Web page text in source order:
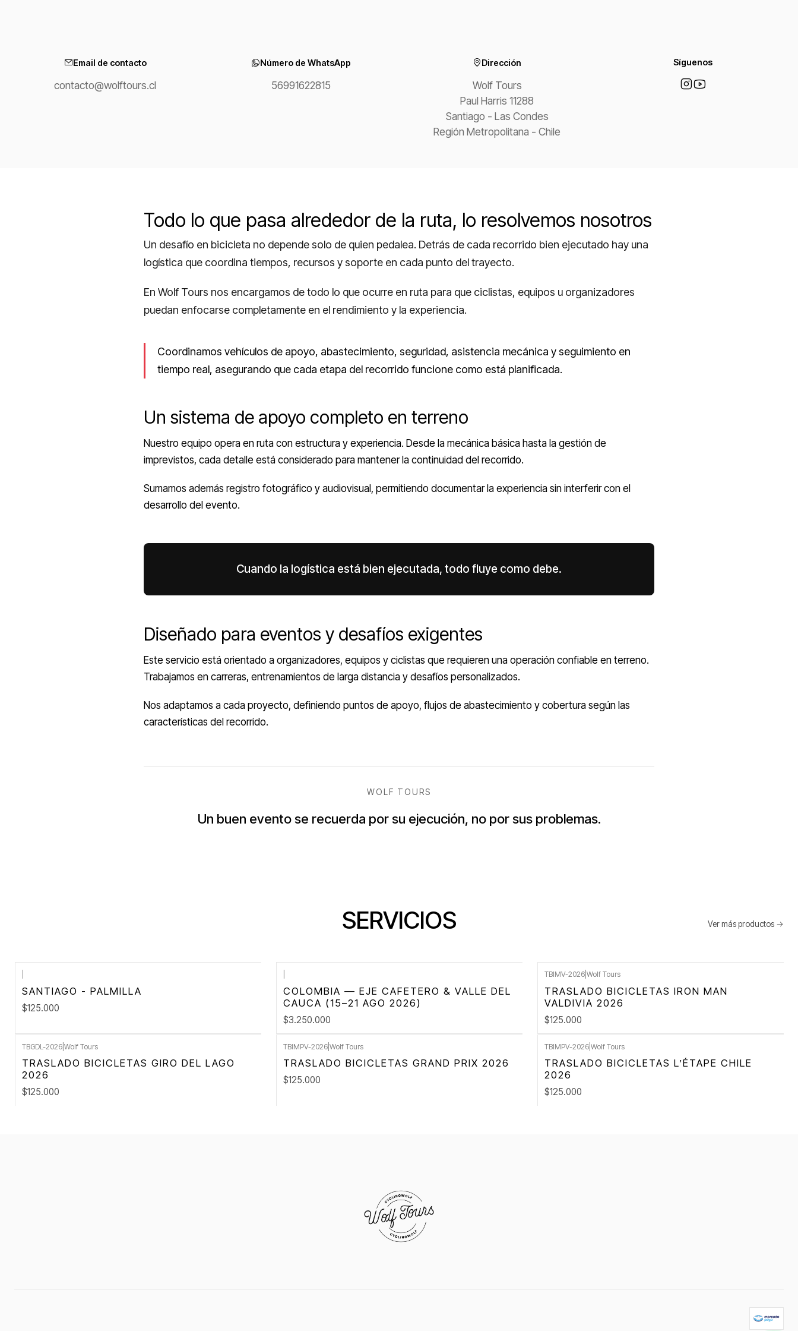
Email de contacto
contacto@wolftours.cl
Número de WhatsApp
56991622815
Dirección
Wolf Tours
Paul Harris 11288
Santiago - Las Condes
Región Metropolitana - Chile
Síguenos
Todo lo que pasa alrededor de la ruta, lo resolvemos nosotros
Un desafío en bicicleta no depende solo de quien pedalea. Detrás de cada recorrido bien ejecutado hay una
logística que coordina tiempos, recursos y soporte en cada punto del trayecto.
En Wolf Tours nos encargamos de todo lo que ocurre en ruta para que ciclistas, equipos u organizadores
puedan enfocarse completamente en el rendimiento y la experiencia.
Coordinamos vehículos de apoyo, abastecimiento, seguridad, asistencia mecánica y seguimiento en
tiempo real, asegurando que cada etapa del recorrido funcione como está planificada.
Un sistema de apoyo completo en terreno
Nuestro equipo opera en ruta con estructura y experiencia. Desde la mecánica básica hasta la gestión de
imprevistos, cada detalle está considerado para mantener la continuidad del recorrido.
Sumamos además registro fotográfico y audiovisual, permitiendo documentar la experiencia sin interferir con el
desarrollo del evento.
Cuando la logística está bien ejecutada, todo fluye como debe.
Diseñado para eventos y desafíos exigentes
Este servicio está orientado a organizadores, equipos y ciclistas que requieren una operación confiable en terreno.
Trabajamos en carreras, entrenamientos de larga distancia y desafíos personalizados.
Nos adaptamos a cada proyecto, definiendo puntos de apoyo, flujos de abastecimiento y cobertura según las
características del recorrido.
WOLF TOURS
Un buen evento se recuerda por su ejecución, no por sus problemas.
SERVICIOS Ver más productos
SANTIAGO - PALMILLA
$125.000
COLOMBIA — EJE CAFETERO & VALLE DEL
CAUCA (15–21 AGO 2026)
$3.250.000
TBIMV-2026| Wolf Tours
TRASLADO BICICLETAS IRON MAN
VALDIVIA 2026
$125.000
TBGDL-2026 Wolf Tours
TRASLADO BICICLETAS GIRO DEL LAGO
2026
$125.000
TBIMPV-2026| Wolf Tours
TRASLADO BICICLETAS GRAND PRIX 2026
$125.000
TBIMPV-2026| Wolf Tours
TRASLADO BICICLETAS L’ÉTAPE CHILE
2026
$125.000